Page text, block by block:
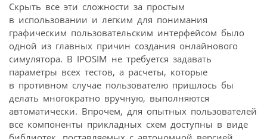
Скрыть все эти сложности за простым
в использовании и легким для понимания
графическим пользовательским интерфейсом было
одной из главных причин создания онлайнового
симулятора. В IPOSIM не требуется задавать
параметры всех тестов, а расчеты, которые
в противном случае пользователю пришлось бы
делать многократно вручную, выполняются
автоматически. Впрочем, для опытных пользователей
все компоненты прикладных схем доступны в виде